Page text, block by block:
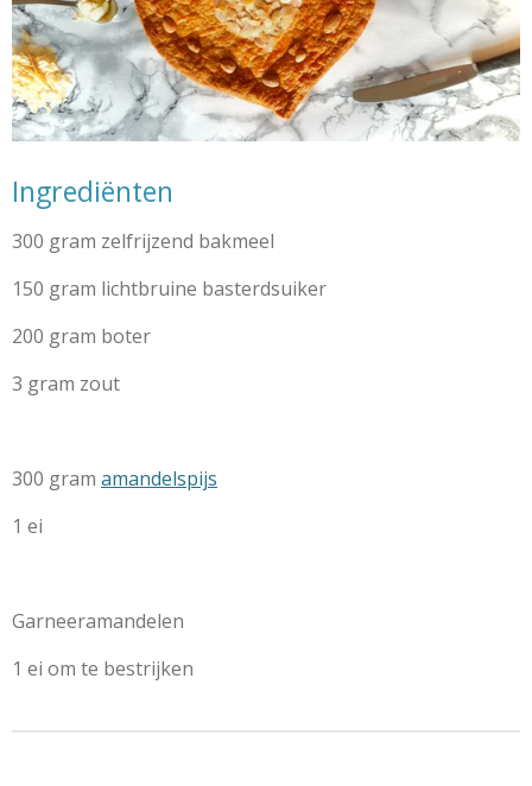
Ingrediënten
300 gram zelfrijzend bakmeel
150 gram lichtbruine basterdsuiker
200 gram boter
3 gram zout
300 gram amandelspijs
1 ei
Garneeramandelen
1 ei om te bestrijken